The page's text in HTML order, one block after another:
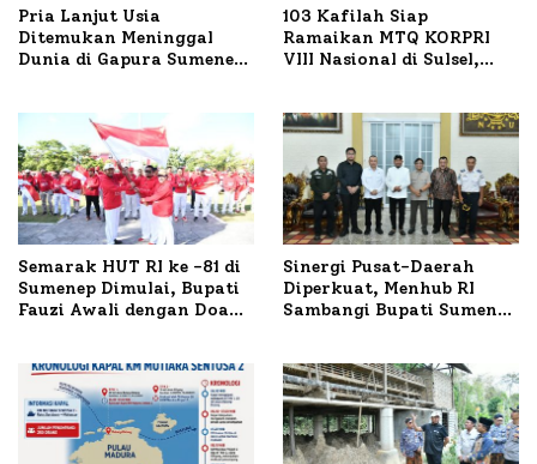
Pria Lanjut Usia
Ditemukan Meninggal
Dunia di Gapura Sumenep,
103 Kafilah Siap
Ramaikan MTQ KORPRI
VIII Nasional di Sulsel,
Semarak HUT RI ke -81 di
Sumenep Dimulai, Bupati
Fauzi Awali dengan Doa
Sinergi Pusat-Daerah
Diperkuat, Menhub RI
Sambangi Bupati Sumenep